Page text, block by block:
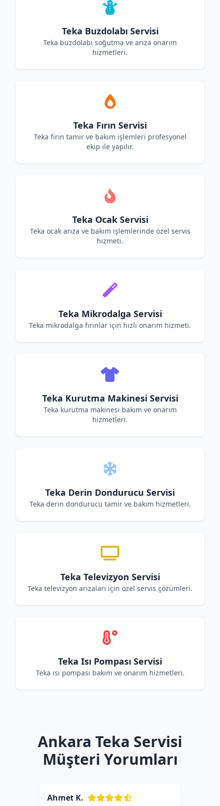
Teka Buzdolabı Servisi
Teka buzdolabı soğutma ve arıza onarım
hizmetleri.
Teka Fırın Servisi
Teka fırın tamir ve bakım işlemleri profesyonel
ekip ile yapılır.
Teka Ocak Servisi
Teka ocak arıza ve bakım işlemlerinde özel servis
hizmeti.
Teka Mikrodalga Servisi
Teka mikrodalga fırınlar için hızlı onarım hizmeti.
Teka Kurutma Makinesi Servisi
Teka kurutma makinesi bakım ve onarım
hizmetleri.
Teka Derin Dondurucu Servisi
Teka derin dondurucu tamir ve bakım hizmetleri.
Teka Televizyon Servisi
Teka televizyon arızaları için özel servis çözümleri.
Teka Isı Pompası Servisi
Teka ısı pompası bakım ve onarım hizmetleri.
Ankara Teka Servisi
Müşteri Yorumları
Ahmet K.